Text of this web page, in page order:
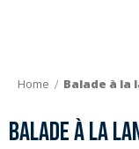
Home Balade à la
Balade à la